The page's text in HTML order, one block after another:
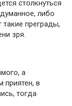
столкнуться
либо
преграды,
зря.
а
приятен, в
тогда